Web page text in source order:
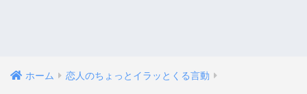
ホーム 恋人のちょっとイラッとくる言動